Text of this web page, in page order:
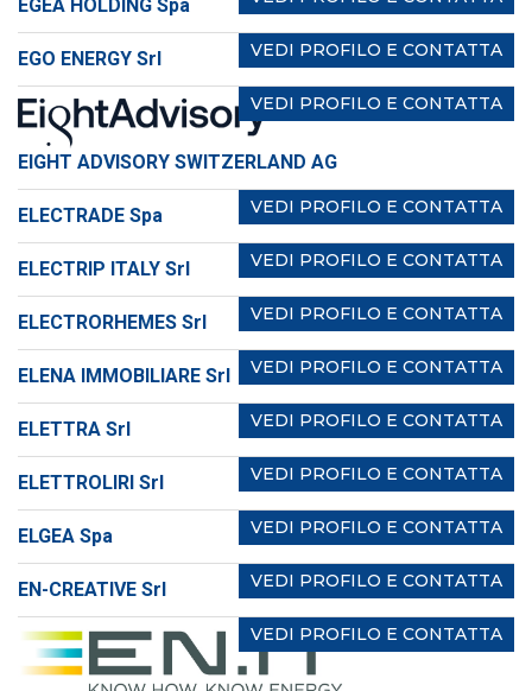
EGEA HOLDING Spa
VEDI PROFILO E CONTATTA
EGO ENERGY Srl
VEDI PROFILO E CONTATTA
EIGHT ADVISORY SWITZERLAND AG
VEDI PROFILO E CONTATTA
ELECTRADE Spa
VEDI PROFILO E CONTATTA
ELECTRIP ITALY Srl
VEDI PROFILO E CONTATTA
ELECTRORHEMES Srl
VEDI PROFILO E CONTATTA
ELENA IMMOBILIARE Srl
VEDI PROFILO E CONTATTA
ELETTRA Srl
VEDI PROFILO E CONTATTA
ELETTROLIRI Srl
VEDI PROFILO E CONTATTA
ELGEA Spa
VEDI PROFILO E CONTATTA
EN-CREATIVE Srl
VEDI PROFILO E CONTATTA